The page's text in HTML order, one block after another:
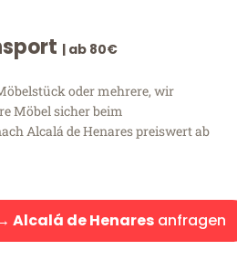
| ab 80€
oder mehrere, wir
Möbel sicher beim
Alcalá de Henares preiswert ab
Alcalá de Henares anfragen